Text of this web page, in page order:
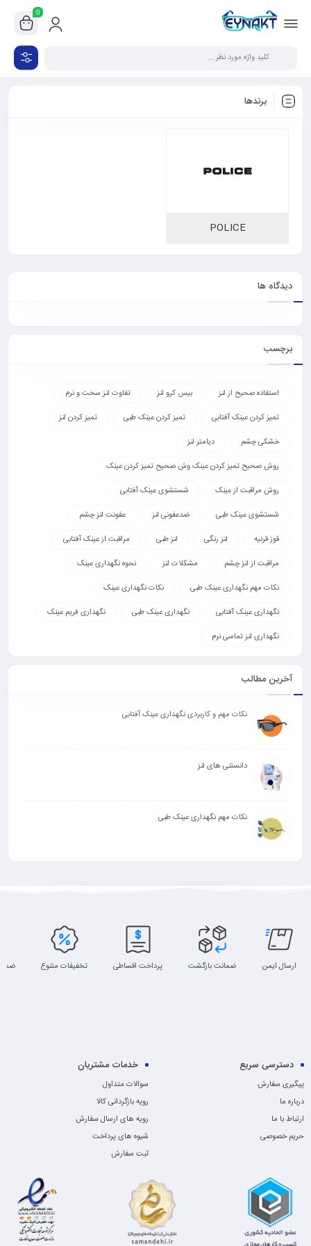
0
برندها
POLICE
دیدگاه ها
برچسب
استفاده صحیح از لنز بیس کرو لنز
تفاوت لنز سخت و نرم
تمیز کردن عینک آفتابی
تمیز کردن عینک طبی
تمیز کردن لنز
خشکی چشم
دیامتر لنز
روش صحیح تمیز کردن عینک وش صحیح تمیز کردن عینک
روش مراقبت از عینک
شستشوی عینک آفتابی
شستشوی عینک طبی
ضدعفونی لنز
عفونت لنز چشم
قوز قرنیه
لنز رنگی لنز طبی
مراقبت از عینک آفتابی
مراقبت از لنز چشم
مشکلات لنز
نحوه نگهداری عینک
نکات مهم نگهداری عینک طبی
نکات نگهداری عینک
نگهداری عینک آفتابی
نگهداری عینک طبی
نگهداری فریم عینک
نگهداری لنز تماسی نرم
آخرین مطالب
نکات مهم و کاربردی نگهداری عینک آفتابی
دانستنی های لنز
نکات مهم نگهداری عینک طبی
ارسال ایمن ضمانت بازگشت پرداخت اقساطی تخفیفات متنوع
دسترسی سریع
پیگیری سفارش
درباره ما
ارتباط با ما
حریم خصوصی
خدمات مشتریان
سوالات متداول
رویه بازگردانی کالا
رویه های ارسال سفارش
شیوه های پرداخت
ثبت سفارش